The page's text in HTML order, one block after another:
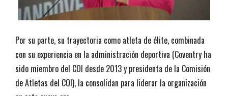
Por su parte, su trayectoria como atleta de élite, combinada
con su experiencia en la administración deportiva (Coventry ha
sido miembro del COI desde 2013 y presidenta de la Comisión
de Atletas del COI), la consolidan para liderar la organización